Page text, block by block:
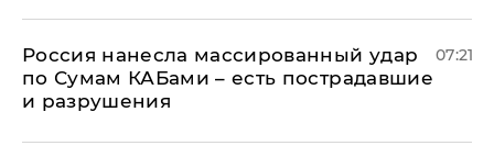
Россия нанесла массированный удар
по Сумам КАБами – есть пострадавшие
и разрушения
07:21